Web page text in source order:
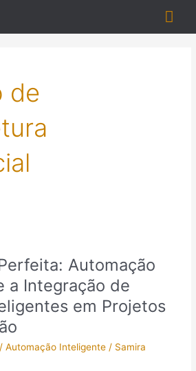
de
Automação
a Integração de
em Projetos
/Automação Inteligente / Samira